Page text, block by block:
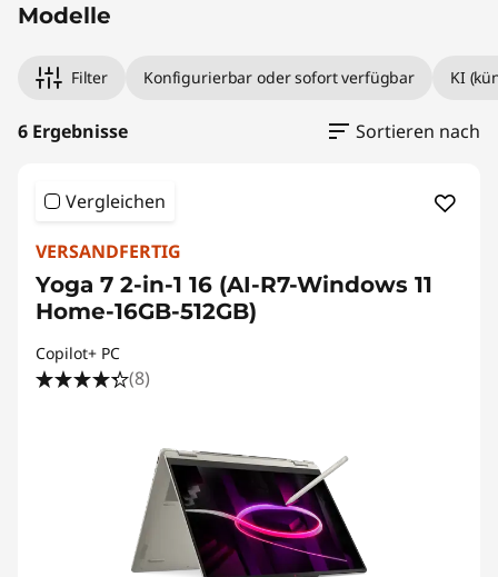
Modelle
Filter Konfigurierbar oder sofort verfügbar KI
6 Ergebnisse Sortieren nach
Vergleichen
VERSANDFERTIG
Yoga 7 2-in-1 16 (AI-R7-Windows 11
Home-16GB-512GB)
Copilot+ PC
(8)